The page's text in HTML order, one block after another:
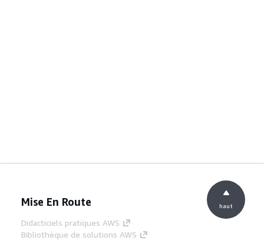
Mise En Route
Didacticiels pratiques AWS
Bibliothèque de solutions AWS
haut